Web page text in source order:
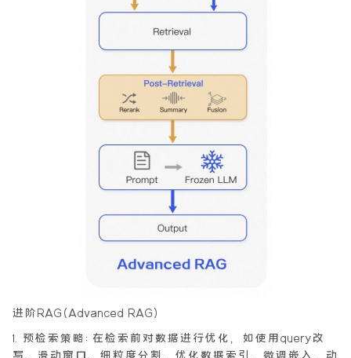
进阶RAG(Advanced RAG)
1.预检索策略:在检索前对数据进行优化，如使用query改
写、滑动窗口、细粒度分割，优化数据索引，微调嵌入，动